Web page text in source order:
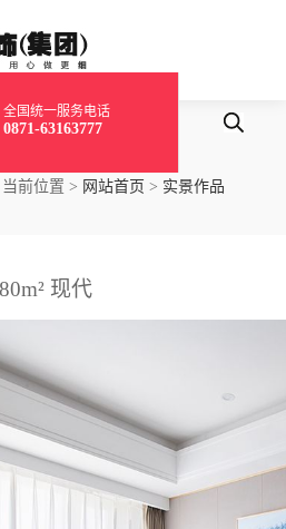
全国统一服务电话
0871-63163777
当前位置 > 网站首页 > 实景作品
现代